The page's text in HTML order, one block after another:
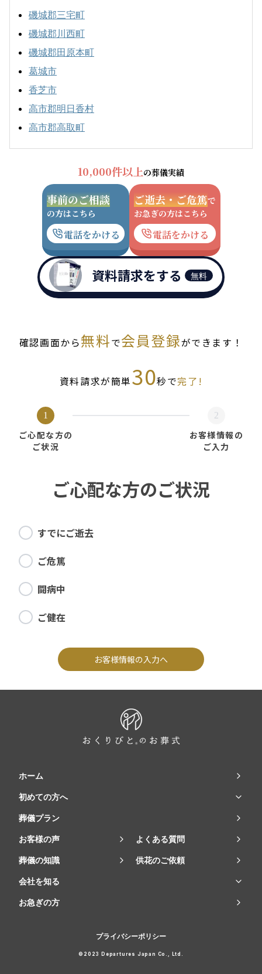
磯城郡三宅町
磯城郡川西町
磯城郡田原本町
葛城市
香芝市
高市郡明日香村
高市郡高取町
10,000件以上の葬儀実績
事前のご相談
の方はこちら
電話をかける
ご逝去・ご危篤で
お急ぎの方はこちら
電話をかける
資料請求をする 無料
確認画面から無料で会員登録ができます！
資料請求が簡単30秒で完了!
1
ご心配な方の
ご状況
2
お客様情報の
ご入力
ご心配な方のご状況
すでにご逝去
ご危篤
闘病中
ご健在
お客様情報の入力へ
ホーム
初めての方へ
葬儀プラン
お客様の声 よくある質問
葬儀の知識 供花のご依頼
会社を知る
お急ぎの方
プライバシーポリシー
©2023 Departures Japan Co., Ltd.